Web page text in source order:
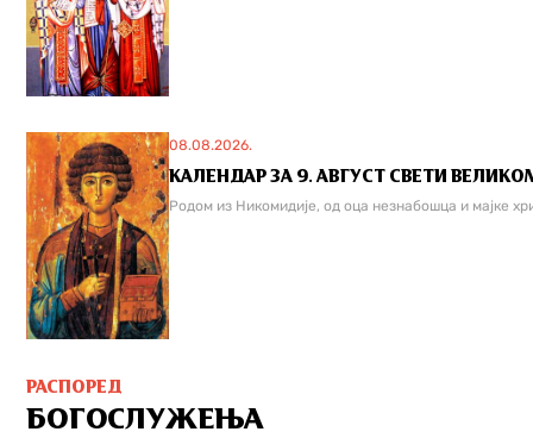
08.08.2026.
КАЛЕНДАР ЗА 9. АВГУСТ СВЕТИ
Родом из Никомидије, од оца незнабошца и мајке
РАСПОРЕД
БОГОСЛУЖЕЊА